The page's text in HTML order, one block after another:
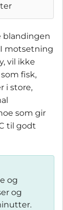
blandingen
motsetning
vil ikke
fisk,
i store,
som gir
til godt
og
og